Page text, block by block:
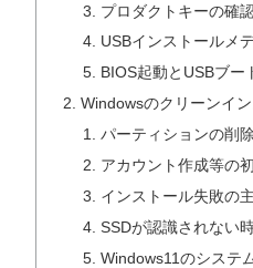
プロダクトキーの確
USBインストールメ
BIOS起動とUSBブー
Windowsのクリーンイ
パーティションの削
アカウント作成等の
インストール失敗の
SSDが認識されない
Windows11のシステ